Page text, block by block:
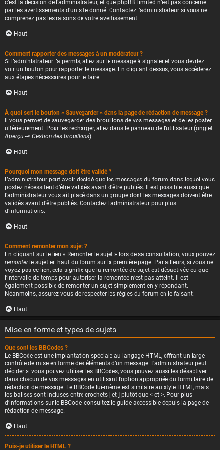
c’est la décision de l’administrateur, et que phpBB Limited n’est pas concerné
par les avertissements d’un site donné. Contactez l’administrateur si vous ne
comprenez pas les raisons de votre avertissement.
Haut
Comment rapporter des messages à un modérateur ?
Si l’administrateur l’a permis, allez sur le message à signaler et vous devriez
voir un bouton pour rapporter le message. En cliquant dessus, vous accéderez
aux étapes nécessaires pour le faire.
Haut
À quoi sert le bouton « Sauvegarder » dans la page de rédaction de message ?
Il vous permet de sauvegarder des brouillons de vos messages et de les poster
ultérieurement. Pour les recharger, allez dans le panneau de l’utilisateur (onglet
Aperçu --> Gestion des brouillons).
Haut
Pourquoi mon message doit être validé ?
L’administrateur peut avoir décidé que les messages du forum dans lequel vous
postez nécessitent d’être validés avant d’être publiés. Il est possible aussi que
l’administrateur vous ait placé dans un groupe dont les messages doivent être
validés avant d’être publiés. Contactez l’administrateur pour plus
d’informations.
Haut
Comment remonter mon sujet ?
En cliquant sur le lien « Remonter le sujet » lors de sa consultation, vous pouvez
remonterle sujet en haut du forum sur la première page. Par ailleurs, si vous ne
voyez pas ce lien, cela signifie que la remontée de sujet est désactivée ou que
l’intervalle de temps pour autoriser la remontée n’est pas atteint. Il est
également possible de remonter un sujet simplement en y répondant.
Néanmoins, assurez-vous de respecter les règles du forum en le faisant.
Haut
Mise en forme et types de sujets
Que sont les BBCodes ?
Le BBCode est une implantation spéciale au langage HTML, offrant un large
contrôle de mise en forme des éléments d’un message. L’administrateur peut
décider si vous pouvez utiliser les BBCodes, vous pouvez aussi les désactiver
dans chacun de vos messages en utilisant l’option appropriée du formulaire de
rédaction de message. Le BBCode lui-même est similaire au style HTML, mais
les balises sont incluses entre crochets [ et ] plutôt que < et >. Pour plus
d’informations sur le BBCode, consultez le guide accessible depuis la page de
rédaction de message.
Haut
Puis-je utiliser le HTML ?